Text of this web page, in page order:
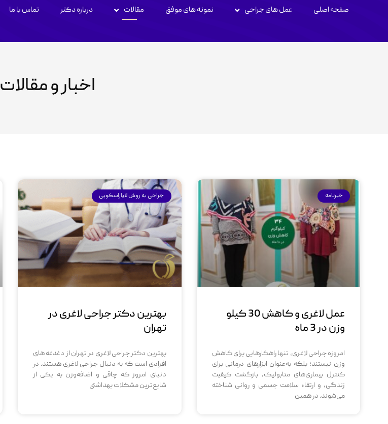
صفحه اصلی عمل های جراحی نمونه های موفق مقالات درباره دکتر تماس با ما
اخبار و مقالات
خبرنامه
عمل لاغری و کاهش 30 کیلو
وزن در 3 ماه
امروزه جراحی‌ لاغری، تنها راهکارهایی برای کاهش
وزن نیستند؛ بلکه به‌عنوان ابزارهای درمانی برای
کنترل بیماری‌های متابولیک، بازگشت کیفیت
زندگی، و ارتقاء سلامت جسمی و روانی شناخته
می‌شوند. در همین
جراحی به روش لاپاراسکوپی
بهترین دکتر جراحی لاغری در
تهران
بهترین دکتر جراحی لاغری در تهران از دغدغه های
افرادی است که به دنبال جراحی لاغری هستند. در
دنیای امروز که چاقی و اضافه‌وزن به یکی از
شایع‌ترین مشکلات بهداشتی